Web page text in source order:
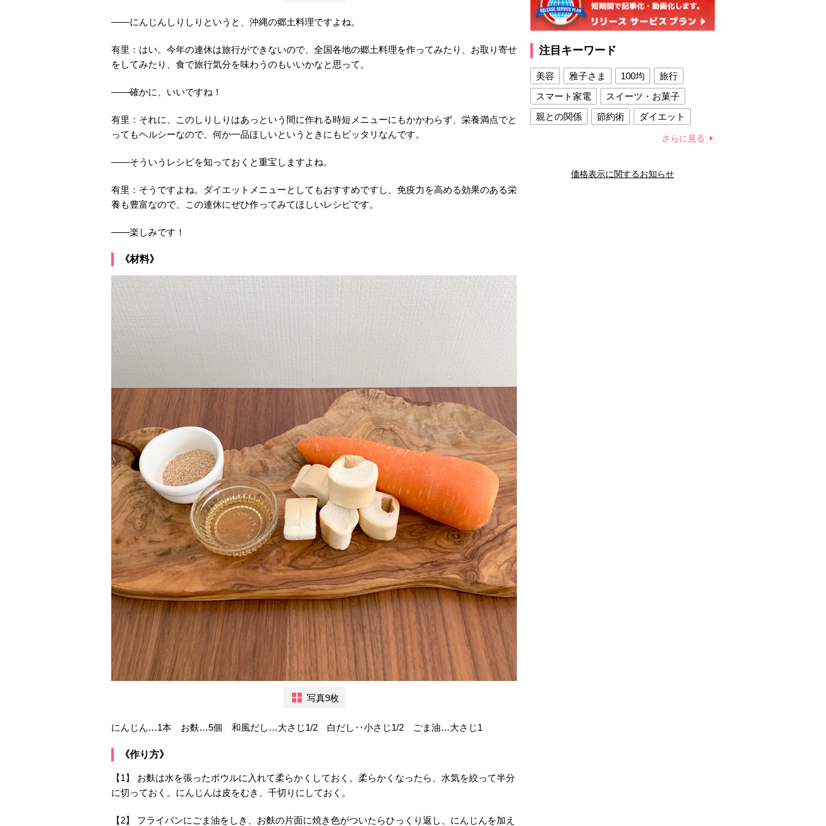
――にんじんしりしりというと、沖縄の郷土料理ですよね。
有里：はい。今年の連休は旅行ができないので、全国各地の郷土料理を作ってみたり、お取り寄せ
をしてみたり、食で旅行気分を味わうのもいいかなと思って。
――確かに、いいですね！
有里：それに、このしりしりはあっという間に作れる時短メニューにもかかわらず、栄養満点でと
ってもヘルシーなので、何か一品ほしいというときにもピッタリなんです。
――そういうレシピを知っておくと重宝しますよね。
有里：そうですよね。ダイエットメニューとしてもおすすめですし、免疫力を高める効果のある栄
養も豊富なので、この連休にぜひ作ってみてほしいレシピです。
――楽しみです！
《材料》
写真9枚
にんじん…1本 お麩…5個 和風だし…大さじ1/2 白だし‥小さじ1/2 ごま油…大さじ1
《作り方》
【1】 お麩は水を張ったボウルに入れて柔らかくしておく。柔らかくなったら、水気を絞って半分
に切っておく。にんじんは皮をむき、千切りにしておく。
【2】 フライパンにごま油をしき、お麩の片面に焼き色がついたらひっくり返し、にんじんを加え
注目キーワード
美容 雅子さま 100均
旅行
スマート家電
スイーツ・お菓子
親との関係
節約術
ダイエット
夫との関係
新津春子 どか食い
さらに見る
価格表示に関するお知らせ